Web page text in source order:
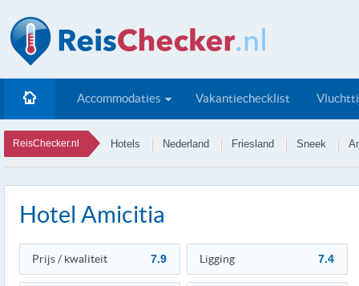
Accommodaties Vakantiechecklist
ReisChecker.nl Hotels Nederland Friesland Sneek
Hotel Amicitia
Prijs / kwaliteit 7.9 Ligging 7.4